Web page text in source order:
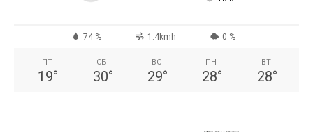
74 % 1.4kmh 0 %
ПТ
19°
СБ
30°
ВС
29°
ПН
28°
ВТ
28°